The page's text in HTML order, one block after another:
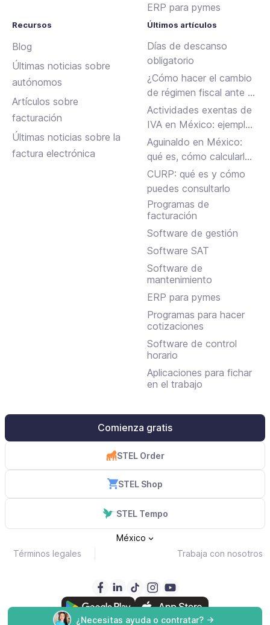
¿Necesitas ayuda o contratar? ->
ERP para pymes
Recursos
Blog
Últimas noticias sobre
autónomos
Artículos sobre
facturación
Últimas noticias sobre la
factura electrónica
Últimos artículos
Días de descanso
obligatorio
¿Cómo hacer el cambio
de régimen fiscal ante el
SAT en México?
Actividades exentas de
IVA en México: ejemplos
y reglas clave
Aguinaldo en México:
qué es, cómo calcularlo
y cuándo se paga
CURP: qué es y cómo
puedes consultarlo
Programas de
facturación
Software de gestión
Software SAT
Software de
mantenimiento
ERP para pymes
Programas para hacer
cotizaciones
Software de control
horario
Aplicaciones para fichar
en el trabajo
Comienza gratis
STEL Order
STEL Shop
STEL Tempo
Términos legales Trabaja con nosotros
México